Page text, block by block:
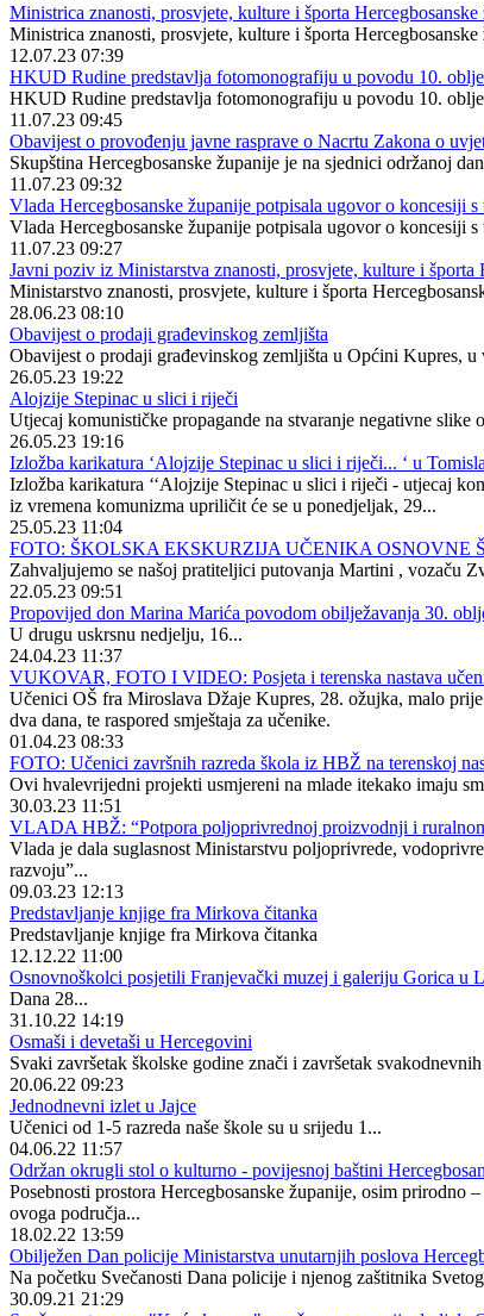
Ministrica znanosti, prosvjete, kulture i športa
Ministrica znanosti, prosvjete, kulture i športa
12.07.23 07:39
HKUD Rudine predstavlja fotomonografiju u povodu 10.
HKUD Rudine predstavlja fotomonografiju u povodu 10.
11.07.23 09:45
Obavijest o provođenju javne rasprave o Nacrtu Zakona o
Skupština Hercegbosanske županije je na sjednici održanoj
11.07.23 09:32
Vlada Hercegbosanske županije potpisala ugovor o
Vlada Hercegbosanske županije potpisala ugovor o
11.07.23 09:27
Javni poziv iz Ministarstva znanosti, prosvjete, kulture i športa
Ministarstvo znanosti, prosvjete, kulture i športa
28.06.23 08:10
Obavijest o prodaji građevinskog zemljišta
Obavijest o prodaji građevinskog zemljišta u Općini Kupres,
26.05.23 19:22
Alojzije Stepinac u slici i riječi
Utjecaj komunističke propagande na stvaranje negativne slike
26.05.23 19:16
Izložba karikatura ‘Alojzije Stepinac u slici i riječi... ‘ u
Izložba karikatura ‘‘Alojzije Stepinac u slici i riječi - utjecaj
iz vremena komunizma upriličit će se u ponedjeljak, 29...
25.05.23 11:04
FOTO: ŠKOLSKA EKSKURZIJA UČENIKA OSNOVNE
Zahvaljujemo se našoj pratiteljici putovanja Martini , vozaču
22.05.23 09:51
Propovijed don Marina Marića povodom obilježavanja 30.
U drugu uskrsnu nedjelju, 16...
24.04.23 11:37
VUKOVAR, FOTO I VIDEO: Posjeta i terenska nastava
Učenici OŠ fra Miroslava Džaje Kupres, 28. ožujka, malo
dva dana, te raspored smještaja za učenike.
01.04.23 08:33
FOTO: Učenici završnih razreda škola iz HBŽ na terenskoj
Ovi hvalevrijedni projekti usmjereni na mlade itekako imaju
30.03.23 11:51
VLADA HBŽ: “Potpora poljoprivrednoj proizvodnji i
Vlada je dala suglasnost Ministarstvu poljoprivrede,
razvoju”...
09.03.23 12:13
Predstavljanje knjige fra Mirkova čitanka
Predstavljanje knjige fra Mirkova čitanka
12.12.22 11:00
Osnovnoškolci posjetili Franjevački muzej i galeriju Gorica u
Dana 28...
31.10.22 14:19
Osmaši i devetaši u Hercegovini
Svaki završetak školske godine znači i završetak svakodnevnih
20.06.22 09:23
Jednodnevni izlet u Jajce
Učenici od 1-5 razreda naše škole su u srijedu 1...
04.06.22 11:57
Održan okrugli stol o kulturno - povijesnoj baštini
Posebnosti prostora Hercegbosanske županije, osim
ovoga područja...
18.02.22 13:59
Obilježen Dan policije Ministarstva unutarnjih poslova
Na početku Svečanosti Dana policije i njenog zaštitnika
30.09.21 21:29